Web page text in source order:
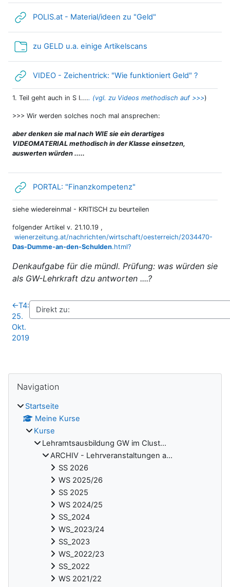
POLIS.at - Material/ideen zu "Geld"
zu GELD u.a. einige Artikelscans
VIDEO - Zeichentrick: "Wie funktioniert Geld" ?Link/URL
1. Teil geht auch in S I..... (vgl. zu Videos methodisch auf >>>)
>>> Wir werden solches noch mal ansprechen:
aber denken sie mal nach WIE sie ein derartiges
VIDEOMATERIAL methodisch in der Klasse einsetzen,
auswerten würden .....
PORTAL: "Finanzkompetenz"
siehe wiedereinmal - KRITISCH zu beurteilen
folgender Artikel v. 21.10.19 ,
wienerzeitung.at/nachrichten/wirtschaft/oesterreich/2034470-
Das-Dumme-an-den-Schulden.html?
Denkaufgabe für die mündl. Prüfung: was würden sie
als GW-Lehrkraft dzu antworten ....?
←T4:
25.
Okt.
2019
Navigation
Startseite
Meine Kurse
Kurse
Lehramtsausbildung GW im Clust...
ARCHIV - Lehrveranstaltungen a...
SS 2026
WS 2025/26
SS 2025
WS 2024/25
SS_2024
WS_2023/24
SS_2023
WS_2022/23
SS_2022
WS 2021/22